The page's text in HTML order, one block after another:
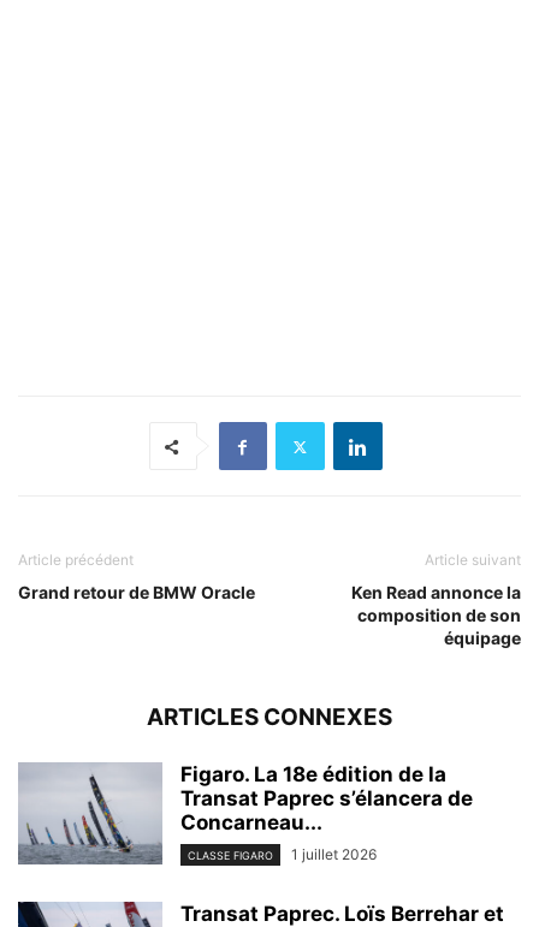
Article précédent
Grand retour de BMW Oracle
Article suivant
Ken Read annonce la
composition de son
équipage
ARTICLES CONNEXES
Figaro. La 18e édition de la
Transat Paprec s’élancera de
Concarneau...
CLASSE FIGARO 1 juillet 2026
Transat Paprec. Loïs Berrehar et